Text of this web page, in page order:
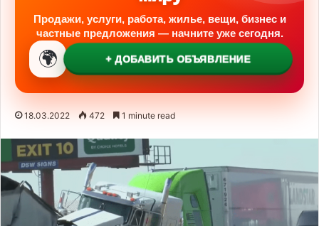
Продажи, услуги, работа, жилье, вещи, бизнес и
частные предложения — начните уже сегодня.
🌍 + ДОБАВИТЬ ОБЪЯВЛЕНИЕ
18.03.2022 472 1 minute read